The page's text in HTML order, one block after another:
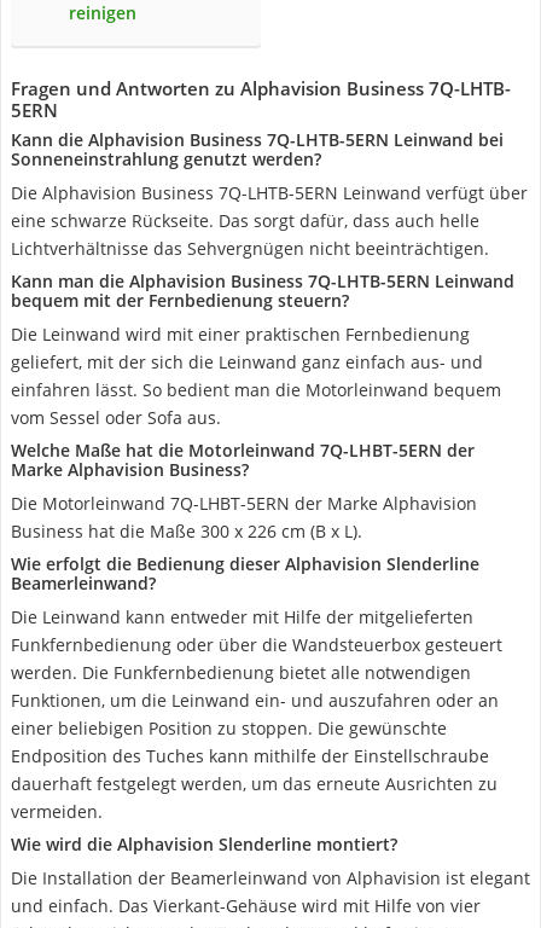
reinigen
Fragen und Antworten zu Alphavision Business 7Q-LHTB-
5ERN
Kann die Alphavision Business 7Q-LHTB-5ERN Leinwand bei
Sonneneinstrahlung genutzt werden?
Die Alphavision Business 7Q-LHTB-5ERN Leinwand verfügt über
eine schwarze Rückseite. Das sorgt dafür, dass auch helle
Lichtverhältnisse das Sehvergnügen nicht beeinträchtigen.
Kann man die Alphavision Business 7Q-LHTB-5ERN Leinwand
bequem mit der Fernbedienung steuern?
Die Leinwand wird mit einer praktischen Fernbedienung
geliefert, mit der sich die Leinwand ganz einfach aus- und
einfahren lässt. So bedient man die Motorleinwand bequem
vom Sessel oder Sofa aus.
Welche Maße hat die Motorleinwand 7Q-LHBT-5ERN der
Marke Alphavision Business?
Die Motorleinwand 7Q-LHBT-5ERN der Marke Alphavision
Business hat die Maße 300 x 226 cm (B x L).
Wie erfolgt die Bedienung dieser Alphavision Slenderline
Beamerleinwand?
Die Leinwand kann entweder mit Hilfe der mitgelieferten
Funkfernbedienung oder über die Wandsteuerbox gesteuert
werden. Die Funkfernbedienung bietet alle notwendigen
Funktionen, um die Leinwand ein- und auszufahren oder an
einer beliebigen Position zu stoppen. Die gewünschte
Endposition des Tuches kann mithilfe der Einstellschraube
dauerhaft festgelegt werden, um das erneute Ausrichten zu
vermeiden.
Wie wird die Alphavision Slenderline montiert?
Die Installation der Beamerleinwand von Alphavision ist elegant
und einfach. Das Vierkant-Gehäuse wird mit Hilfe von vier